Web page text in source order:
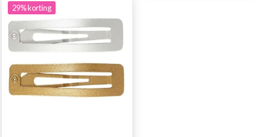
29% korting